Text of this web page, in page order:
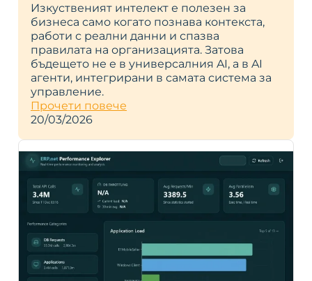
Изкуственият интелект е полезен за
бизнеса само когато познава контекста,
работи с реални данни и спазва
правилата на организацията. Затова
бъдещето не е в универсалния AI, а в AI
агенти, интегрирани в самата система за
управление.
Прочети повече
20/03/2026